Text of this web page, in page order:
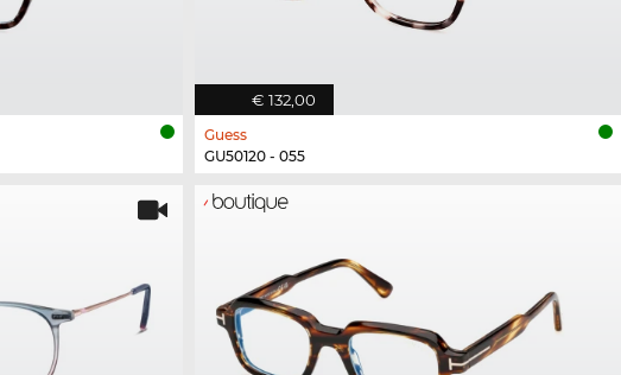
€ 132,00
Guess
GU50120 - 055